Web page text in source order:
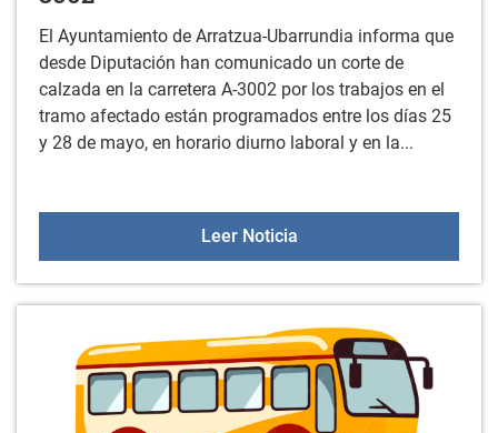
El Ayuntamiento de Arratzua-Ubarrundia informa que
desde Diputación han comunicado un corte de
calzada en la carretera A-3002 por los trabajos en el
tramo afectado están programados entre los días 25
y 28 de mayo, en horario diurno laboral y en la...
Leer NoticiaCorte de calzada en la